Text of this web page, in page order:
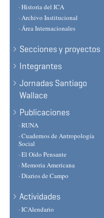
· Historia del ICA
· Archivo Institucional
· Área Internacionales
Secciones y proyectos
Integrantes
Jornadas Santiago
Wallace
Publicaciones
· RUNA
· Cuadernos de Antropología
Social
· El Oído Pensante
· Memoria Americana
· Diarios de Campo
Actividades
· ICAlendario